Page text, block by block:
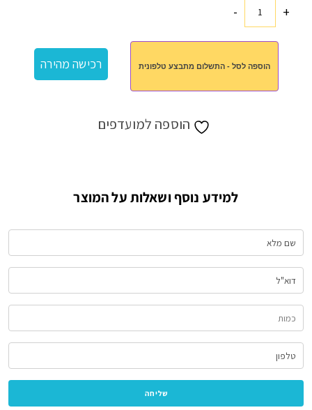
+כמות
תרמית
ענקית
-
הוספה לסל - התשלום מתבצע טלפונית רכישה מהירה
הוספה למועדפים
למידע נוסף ושאלות על המוצר